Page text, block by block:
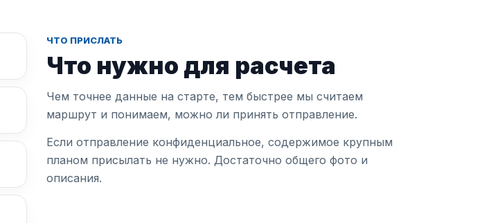
ЧТО ПРИСЛАТЬ
Что нужно для расчета
Чем точнее данные на старте, тем быстрее мы считаем
маршрут и понимаем, можно ли принять отправление.
Если отправление конфиденциальное, содержимое крупным
планом присылать не нужно. Достаточно общего фото и
описания.